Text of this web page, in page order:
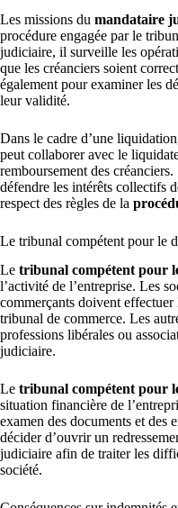
Les missions du mandataire
procédure engagée par le
judiciaire, il surveille les
que les créanciers soient
également pour examiner les
leur validité.
Dans le cadre d’une
peut collaborer avec le
remboursement des
défendre les intérêts collectifs
respect des règles de la
Le tribunal compétent pour le
Le tribunal compétent pour
l’activité de l’entreprise. Les
commerçants doivent
tribunal de commerce. Les
professions libérales ou
judiciaire.
Le tribunal compétent pour
situation financière de
examen des documents et
décider d’ouvrir un
judiciaire afin de traiter les
société.